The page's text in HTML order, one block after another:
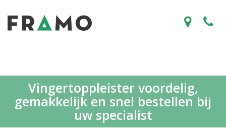
Vingertoppleister voordelig,
gemakkelijk en snel bestellen bij
uw specialist